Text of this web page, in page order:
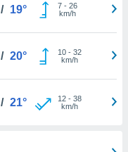
/ 19° 7- 26
km/h
/ 20° 10- 32
km/h
/ 21° 12- 38
km/h